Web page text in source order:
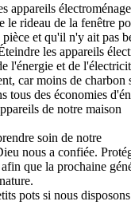
appareils
le rideau de la fenêtre
et qu'il n'y ait pas
les appareils
l'énergie et de
car moins de charbon
tous des économies
de notre maison
soin de notre
nous a confiée.
que la prochaine
pots si nous